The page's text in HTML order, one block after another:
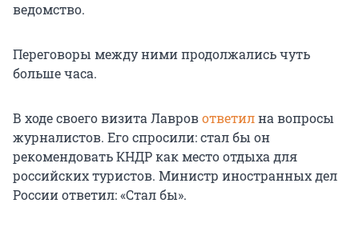
ведомство.
Переговоры между ними продолжались чуть
больше часа.
В ходе своего визита Лавровответилна вопросы
журналистов. Его спросили: стал бы он
рекомендовать КНДР как место отдыха для
российских туристов. Министр иностранных дел
России ответил: «Стал бы».